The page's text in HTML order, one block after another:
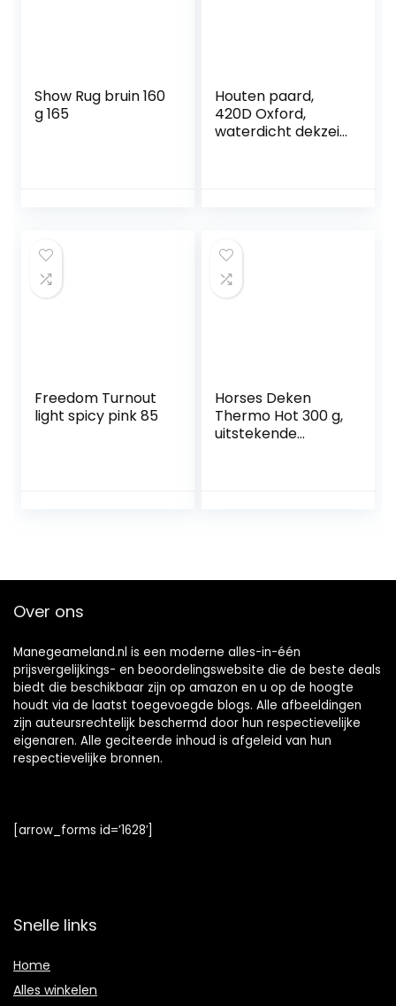
Show Rug bruin 160
g 165
Houten paard,
420D Oxford,
waterdicht dekzeil
beschermhoes
met winddicht
trekkoord
Freedom Turnout
light spicy pink 85
Horses Deken
Thermo Hot 300 g,
uitstekende
Over ons
Manegeameland.nl is een moderne alles-in-één
prijsvergelijkings- en beoordelingswebsite die de beste deals
biedt die beschikbaar zijn op amazon en u op de hoogte
houdt via de laatst toegevoegde blogs. Alle afbeeldingen
zijn auteursrechtelijk beschermd door hun respectievelijke
eigenaren. Alle geciteerde inhoud is afgeleid van hun
respectievelijke bronnen.
[arrow_forms id=’1628′]
Snelle links
Home
Alles winkelen